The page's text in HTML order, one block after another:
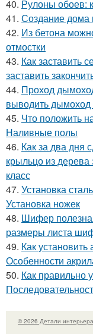
40. Рулоны обоев:
41. Создание дома
42. Из бетона
отмостки
43. Как заставить
заставить
44. Проход
выводить дымоход
45. Что положить
Наливные полы
46. Как за два дня
крыльцо из
класс
47. Установка
Установка ножек
48. Шифер
размеры листа
49. Как
Особенности
50. Как правильно
© 2026 Детали интерьера